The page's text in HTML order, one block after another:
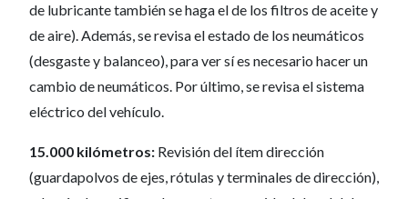
de lubricante también se haga el de los filtros de aceite y
de aire). Además, se revisa el estado de los neumáticos
(desgaste y balanceo), para ver sí es necesario hacer un
cambio de neumáticos. Por último, se revisa el sistema
eléctrico del vehículo.
15.000 kilómetros: Revisión del ítem dirección
(guardapolvos de ejes, rótulas y terminales de dirección),